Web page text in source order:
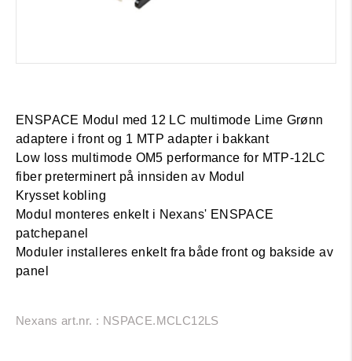
ENSPACE Modul med 12 LC multimode Lime Grønn
adaptere i front og 1 MTP adapter i bakkant
Low loss multimode OM5 performance for MTP-12LC
fiber preterminert på innsiden av Modul
Krysset kobling
Modul monteres enkelt i Nexans' ENSPACE
patchepanel
Moduler installeres enkelt fra både front og bakside av
panel
Nexans art.nr. : NSPACE.MCLC12LS